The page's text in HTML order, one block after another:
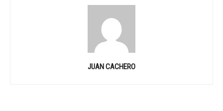
JUAN CACHERO